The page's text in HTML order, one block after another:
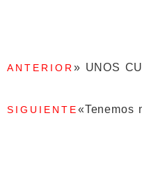
ANTERIOR » UNOS
SIGUIENTE«Tenemos